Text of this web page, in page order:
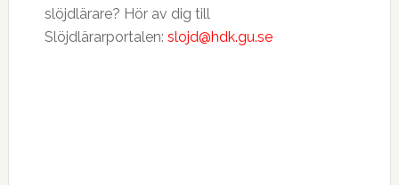
slöjdlärare? Hör av dig till
Slöjdlärarportalen: slojd@hdk.gu.se